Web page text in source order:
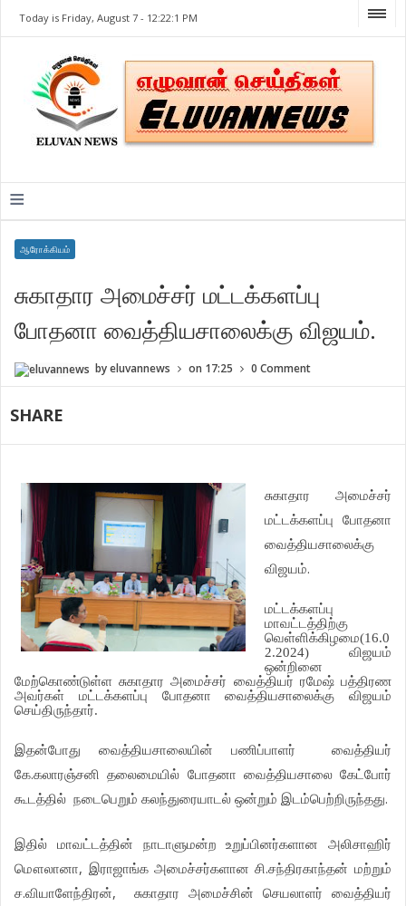
Today is Friday, August 7 - 12:22:1 PM
≡
ஆரோக்கியம்
சுகாதார அமைச்சர் மட்டக்களப்பு
போதனா வைத்தியசாலைக்கு விஜயம்.
byeluvannews on 17:25 0 Comment
SHARE
சுகாதார
அமைச்சர்
மட்டக்களப்பு
போதனா
வைத்தியசாலைக்கு
விஜயம்.
மட்டக்களப்பு
மாவட்டத்திற்கு
வெள்ளிக்கிழமை(16.0
2.2024) விஜயம்
ஒன்றினை
மேற்கொண்டுள்ள சுகாதார அமைச்சர் வைத்தியர் ரமேஷ் பத்திரண
அவர்கள்
மட்டக்களப்பு போதனா வைத்தியசாலைக்கு
விஜயம்
செய்திருந்தார்.
இதன்போது வைத்தியசாலையின் பணிப்பாளர்
வைத்தியர்
கே.கலாரஞ்சனி தலைமையில் போதனா வைத்தியசாலை கேட்போர்
கூடத்தில் நடைபெறும் கலந்துரையாடல் ஒன்றும் இடம்பெற்றிருந்தது.
இதில் மாவட்டத்தின் நாடாளுமன்ற உறுப்பினர்களான அலிசாஹிர்
மௌலானா, இராஜாங்க அமைச்சர்களான சி.சந்திரகாந்தன் மற்றும்
ச.வியாளேந்திரன்,சுகாதார அமைச்சின் செயலாளர்
வைத்தியர்